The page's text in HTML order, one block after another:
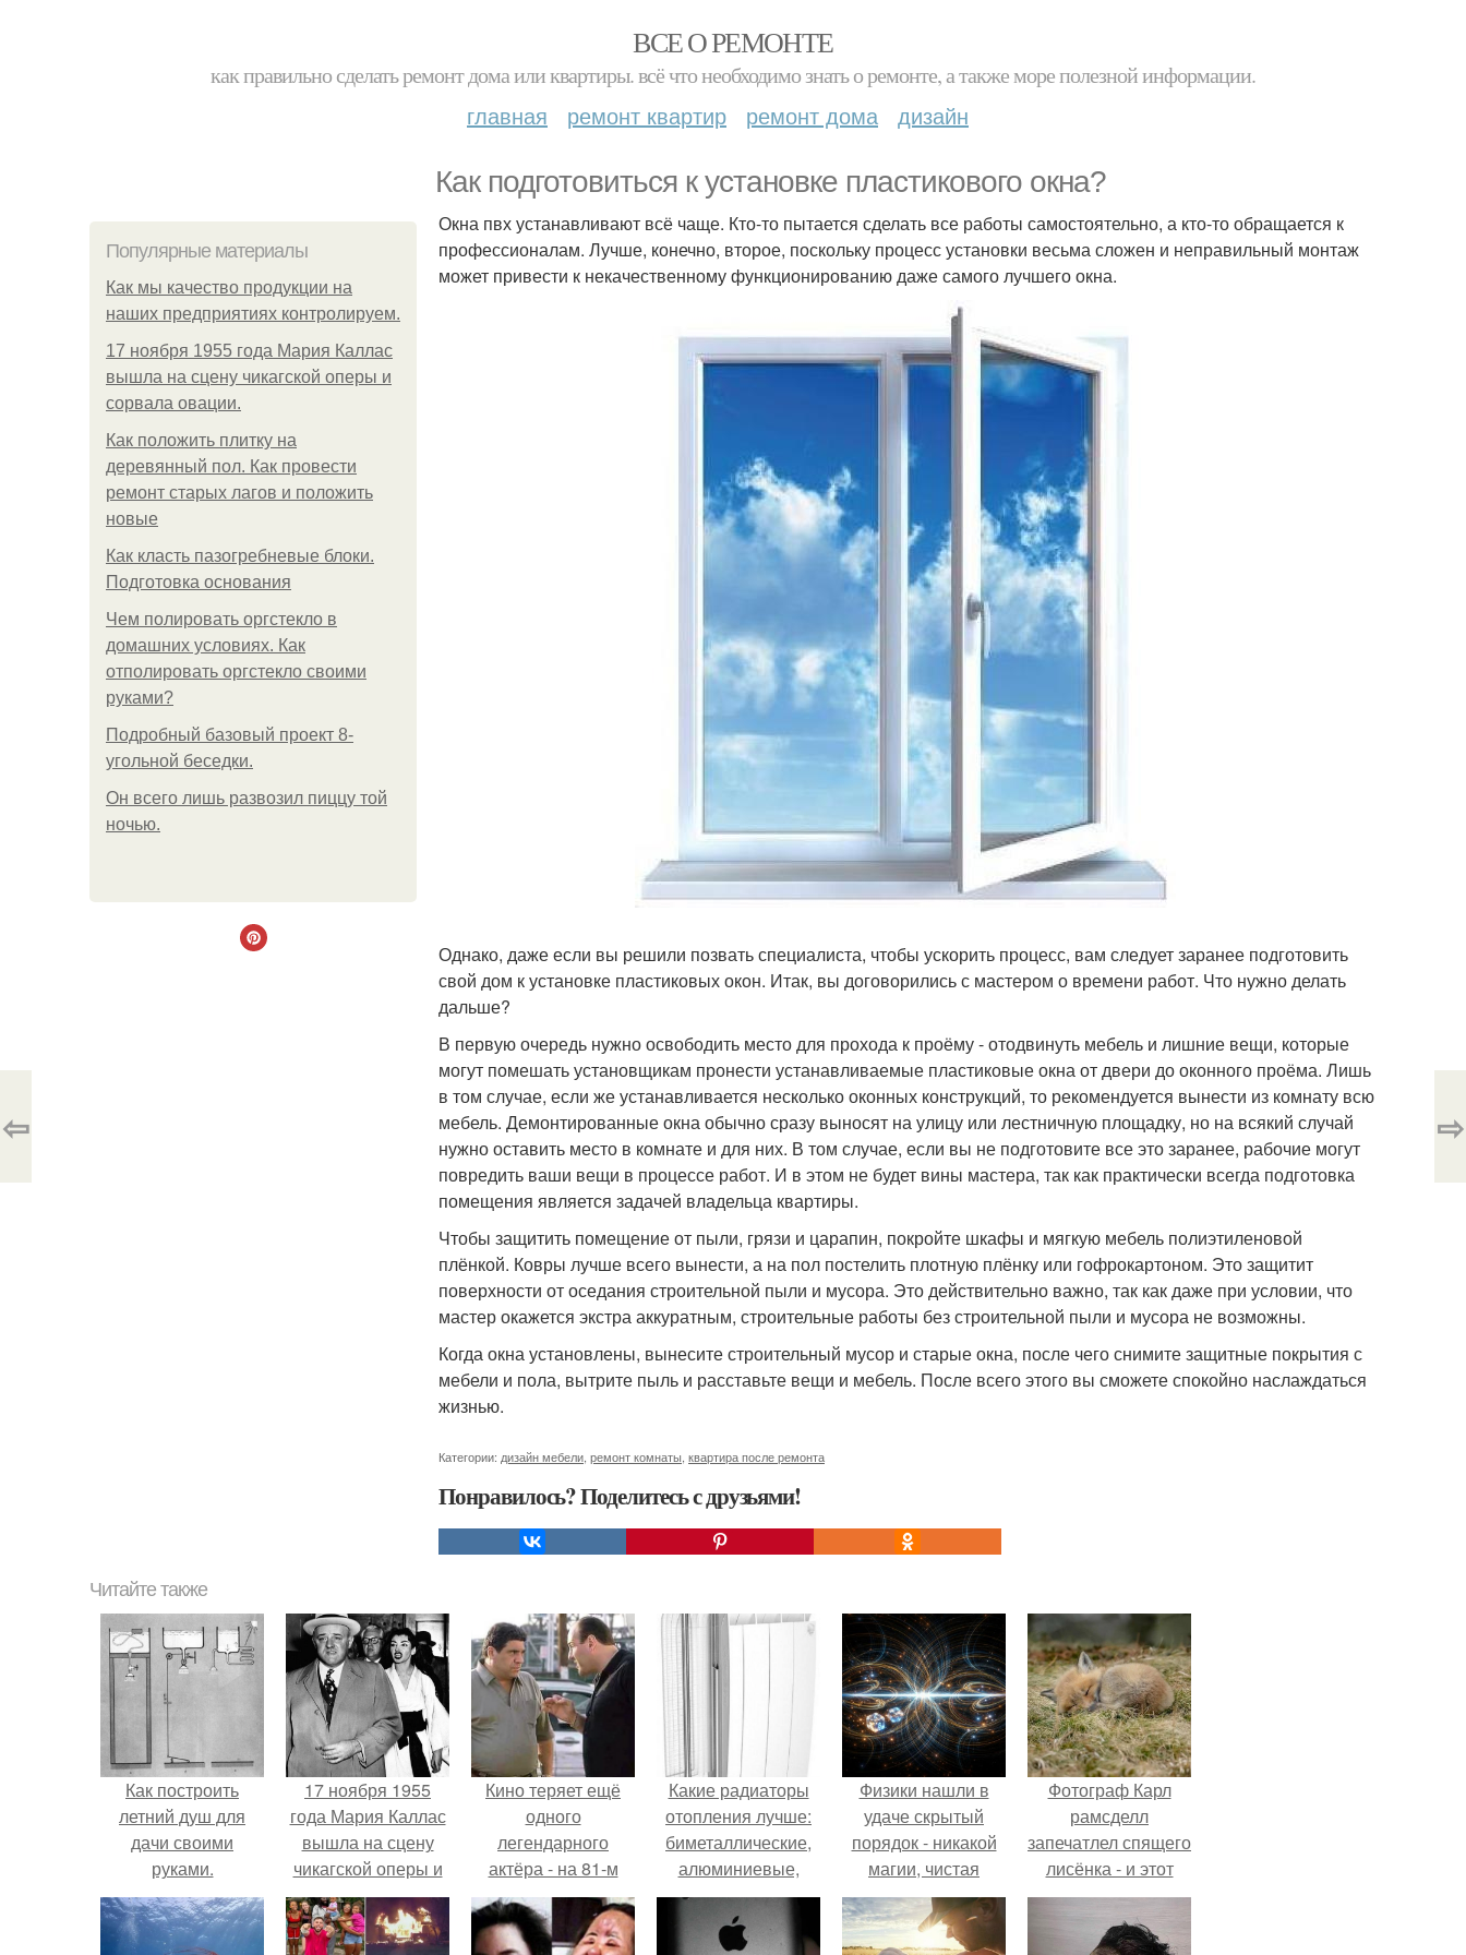
ВСЕ О РЕМОНТЕ
как правильно сделать ремонт дома или квартиры. всё что необходимо знать о ремонте, а также море полезной информации.
главная ремонт квартир ремонт дома дизайн
Как подготовиться к установке пластикового окна?
Популярные материалы
Как мы качество продукции на
наших предприятиях контролируем.
17 ноября 1955 года Мария Каллас
вышла на сцену чикагской оперы и
сорвала овации.
Как положить плитку на
деревянный пол. Как провести
ремонт старых лагов и положить
новые
Как класть пазогребневые блоки.
Подготовка основания
Чем полировать оргстекло в
домашних условиях. Как
отполировать оргстекло своими
руками?
Подробный базовый проект 8-
угольной беседки.
Он всего лишь развозил пиццу той
ночью.
Окна пвх устанавливают всё чаще. Кто-то пытается сделать все работы самостоятельно, а кто-то обращается к
профессионалам. Лучше, конечно, второе, поскольку процесс установки весьма сложен и неправильный монтаж
может привести к некачественному функционированию даже самого лучшего окна.
Однако, даже если вы решили позвать специалиста, чтобы ускорить процесс, вам следует заранее подготовить
свой дом к установке пластиковых окон. Итак, вы договорились с мастером о времени работ. Что нужно делать
дальше?
В первую очередь нужно освободить место для прохода к проёму - отодвинуть мебель и лишние вещи, которые
могут помешать установщикам пронести устанавливаемые пластиковые окна от двери до оконного проёма. Лишь
в том случае, если же устанавливается несколько оконных конструкций, то рекомендуется вынести из комнату всю
мебель. Демонтированные окна обычно сразу выносят на улицу или лестничную площадку, но на всякий случай
нужно оставить место в комнате и для них. В том случае, если вы не подготовите все это заранее, рабочие могут
повредить ваши вещи в процессе работ. И в этом не будет вины мастера, так как практически всегда подготовка
помещения является задачей владельца квартиры.
Чтобы защитить помещение от пыли, грязи и царапин, покройте шкафы и мягкую мебель полиэтиленовой
плёнкой. Ковры лучше всего вынести, а на пол постелить плотную плёнку или гофрокартоном. Это защитит
поверхности от оседания строительной пыли и мусора. Это действительно важно, так как даже при условии, что
мастер окажется экстра аккуратным, строительные работы без строительной пыли и мусора не возможны.
Когда окна установлены, вынесите строительный мусор и старые окна, после чего снимите защитные покрытия с
мебели и пола, вытрите пыль и расставьте вещи и мебель. После всего этого вы сможете спокойно наслаждаться
жизнью.
Категории: дизайн мебели ремонт комнаты квартира после ремонта
Понравилось? Поделитесь с друзьями!
⇦ ⇨
Читайте также
Как построить
летний душ для
дачи своими
руками.
17 ноября 1955
года Мария Каллас
вышла на сцену
чикагской оперы и
сорвала овации.
Кино теряет ещё
одного
легендарного
актёра - на 81-м
году жизни не стало
Винсента пасторе.
Какие радиаторы
отопления лучше:
биметаллические,
алюминиевые,
чугунные?
Физики нашли в
удаче скрытый
порядок - никакой
магии, чистая
квантовая
механика.
Фотограф Карл
рамсделл
запечатлел спящего
лисёнка - и этот
кадр способен
растопить даже
самое суровое